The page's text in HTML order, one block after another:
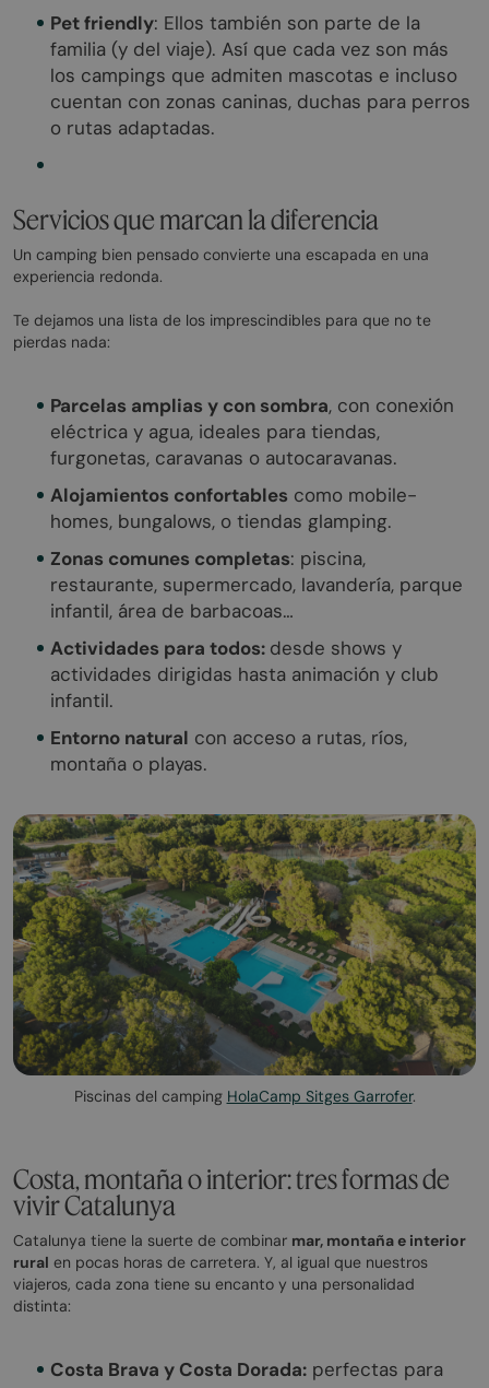
Pet friendly: Ellos también son parte de la
familia (y del viaje). Así que cada vez son más
los campings que admiten mascotas e incluso
cuentan con zonas caninas, duchas para perros
o rutas adaptadas.
Servicios que marcan la diferencia
Un camping bien pensado convierte una escapada en una
experiencia redonda.
Te dejamos una lista de los imprescindibles para que no te
pierdas nada:
Parcelas amplias y con sombra, con conexión
eléctrica y agua, ideales para tiendas,
furgonetas, caravanas o autocaravanas.
Alojamientos confortables como mobile-
homes, bungalows, o tiendas glamping.
Zonas comunes completas: piscina,
restaurante, supermercado, lavandería, parque
infantil, área de barbacoas…
Actividades para todos: desde shows y
actividades dirigidas hasta animación y club
infantil.
Entorno natural con acceso a rutas, ríos,
montaña o playas.
Piscinas del camping HolaCamp Sitges Garrofer.
Costa, montaña o interior: tres formas de
vivir Catalunya
Catalunya tiene la suerte de combinar mar, montaña e interior
rural en pocas horas de carretera. Y, al igual que nuestros
viajeros, cada zona tiene su encanto y una personalidad
distinta:
Costa Brava y Costa Dorada: perfectas para